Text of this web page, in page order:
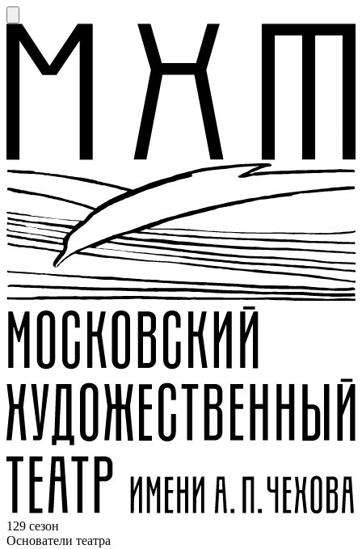
129 сезон
Основатели театра